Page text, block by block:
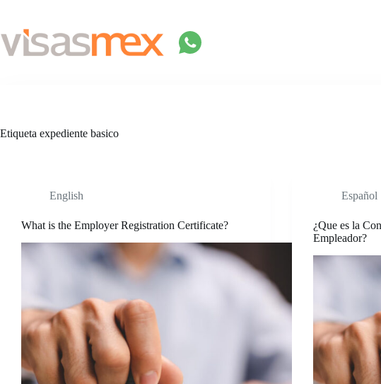
contenido
Etiqueta expediente basico
English
What is the Employer Registration Certificate?
Español
¿Que es la
Empleador?